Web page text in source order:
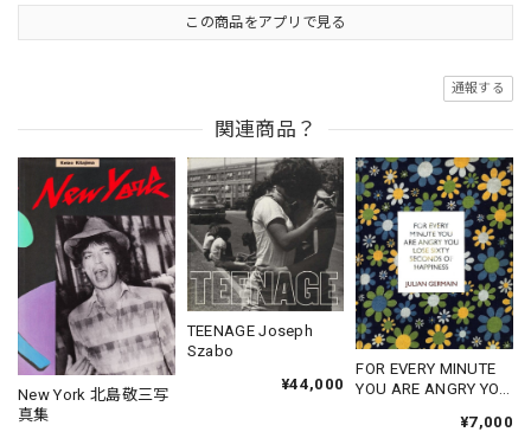
この商品をアプリで見る
通報する
関連商品？
New York 北島敬三写
真集
TEENAGE Joseph
Szabo
¥44,000
FOR EVERY MINUTE
YOU ARE ANGRY YOU
¥7,000